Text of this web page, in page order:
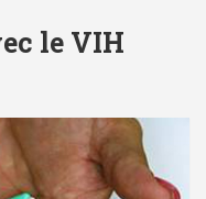
le VIH